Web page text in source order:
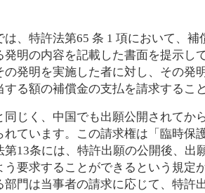
、特許法第65 条 1 項において、補
発明の内容を記載した書面を提示し
の発明を実施した者に対し、その発
する額の補償金の支払を請求するこ
じく、中国でも出願公開されてか
れています。この請求権は「臨時保
13条には、特許出願の公開後、出
う要求することができるという規定
部門は当事者の請求に応じて、特許